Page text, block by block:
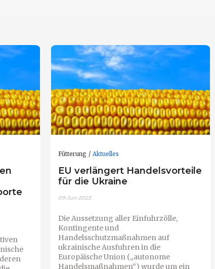
Fütterung Aktuelles
EU verlängert Handelsvorteile
für die Ukraine
09-Jun-2023
Die Aussetzung aller Einfuhrzölle,
Kontingente und
Handelsschutzmaßnahmen auf
ukrainische Ausfuhren in die
Europäische Union („autonome
Handelsmaßnahmen“) wurde um ein